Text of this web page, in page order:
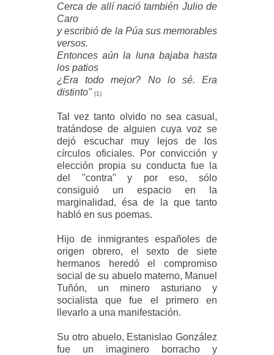
Cerca de allí nació también Julio de
Caro
y escribió de la Púa sus memorables
versos.
Entonces aún la luna bajaba hasta
los patios
¿Era todo mejor? No lo sé. Era
distinto" (1)
Tal vez tanto olvido no sea casual,
tratándose de alguien cuya voz se
dejó escuchar muy lejos de los
círculos oficiales. Por convicción y
elección propia su conducta fue la
del "contra" y por eso, sólo
consiguió un espacio en la
marginalidad, ésa de la que tanto
habló en sus poemas.
Hijo de inmigrantes españoles de
origen obrero, el sexto de siete
hermanos heredó el compromiso
social de su abuelo materno, Manuel
Tuñón, un minero asturiano y
socialista que fue el primero en
llevarlo a una manifestación.
Su otro abuelo, Estanislao González
fue un imaginero borracho y